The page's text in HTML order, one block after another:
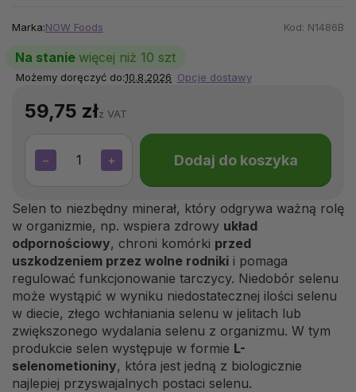
59,75 złz VAT
+
− Dodaj do koszyka
Selen to niezbędny minerał, który odgrywa ważną rolę
w organizmie, np. wspiera zdrowy układ
odpornościowy, chroni komórki przed
uszkodzeniem przez wolne rodniki i pomaga
regulować funkcjonowanie tarczycy. Niedobór selenu
może wystąpić w wyniku niedostatecznej ilości selenu
w diecie, złego wchłaniania selenu w jelitach lub
zwiększonego wydalania selenu z organizmu. W tym
produkcie selen występuje w formie L-
selenometioniny, która jest jedną z biologicznie
najlepiej przyswajalnych postaci selenu.
Marka:NOW Foods Kod: N1486B
Na stanie więcej niż 10 szt
Możemy doręczyć do:10.8.2026 Opcje dostawy